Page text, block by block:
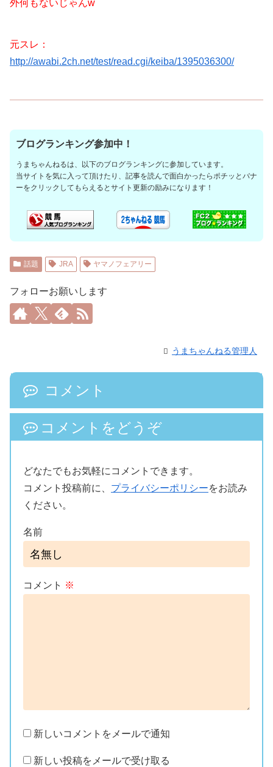
外何もないじゃんw
元スレ：
http://awabi.2ch.net/test/read.cgi/keiba/1395036300/
ブログランキング参加中！
うまちゃんねるは、以下のブログランキングに参加しています。
当サイトを気に入って頂けたり、記事を読んで面白かったらポチッとバナ
ーをクリックしてもらえるとサイト更新の励みになります！
話題 JRA ヤマノフェアリー
フォローお願いします
うまちゃんねる管理人
コメント
コメントをどうぞ
どなたでもお気軽にコメントできます。
コメント投稿前に、 プライバシーポリシーをお読み
ください。
名前
コメント ※
新しいコメントをメールで通知
新しい投稿をメールで受け取る